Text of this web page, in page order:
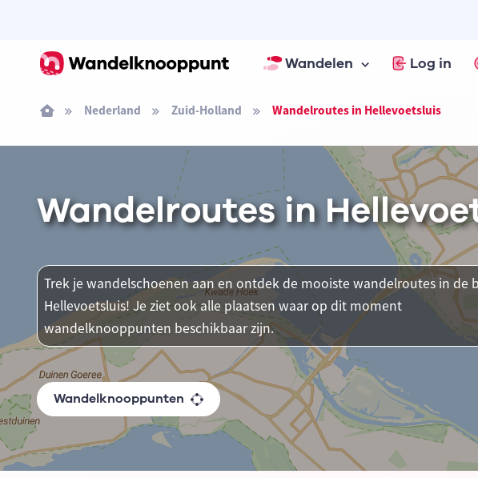
Wandelen Log in
Nederland Zuid-Holland Wandelroutes in Hellevoetsluis
Wandelroutes in
Trek je wandelschoenen aan en ontdek de mooiste wandelroutes in de
Hellevoetsluis! Je ziet ook alle plaatsen waar op dit moment
wandelknooppunten beschikbaar zijn.
Wandelknooppunten